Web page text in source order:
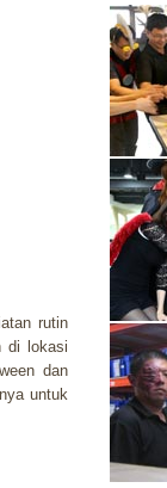
rutin
di lokasi
dan
untuk